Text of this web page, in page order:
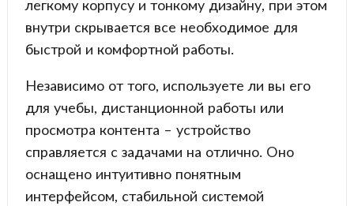
легкому корпусу и тонкому дизайну, при этом
внутри скрывается все необходимое для
быстрой и комфортной работы.
Независимо от того, используете ли вы его
для учебы, дистанционной работы или
просмотра контента – устройство
справляется с задачами на отлично. Оно
оснащено интуитивно понятным
интерфейсом, стабильной системой